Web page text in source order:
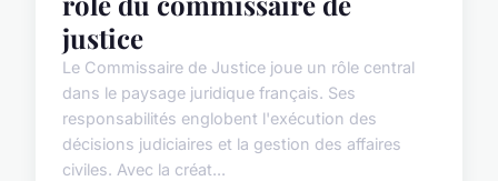
justice
Le Commissaire de Justice joue un rôle central
dans le paysage juridique français. Ses
responsabilités englobent l'exécution des
décisions judiciaires et la gestion des affaires
civiles. Avec la créat...